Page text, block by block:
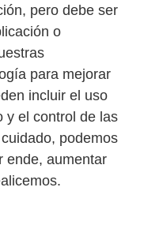
pero debe ser
o
para mejorar
incluir el uso
y el control de las
podemos
ende, aumentar